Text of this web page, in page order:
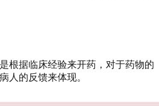
根据临床经验来开药，对于药物的
人的反馈来体现。